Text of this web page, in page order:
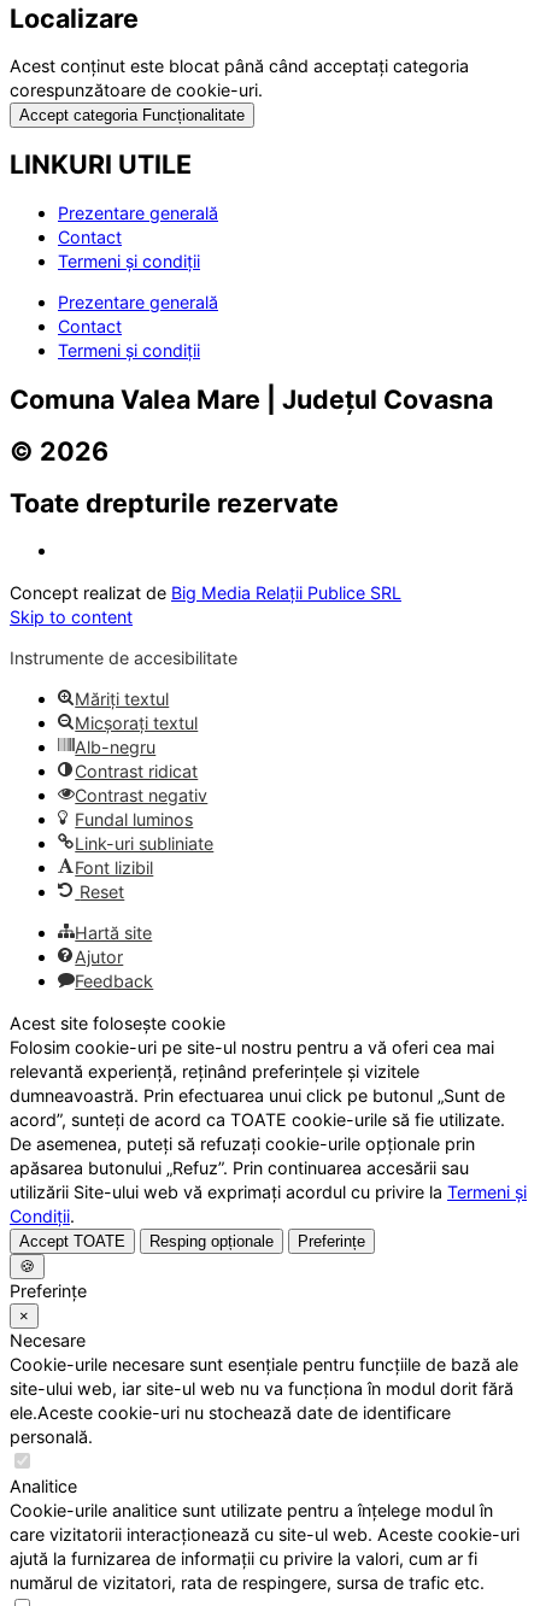
Localizare
Acest conținut este blocat până când acceptați categoria
corespunzătoare de cookie-uri.
Accept categoria Funcționalitate
LINKURI UTILE
Prezentare generală
Contact
Termeni și condiții
Prezentare generală
Contact
Termeni și condiții
Comuna Valea Mare | Județul Covasna
© 2026
Toate drepturile rezervate
Concept realizat de Big Media Relații Publice SRL
Skip to content
Instrumente de accesibilitate
Măriți textul
Micșorați textul
Alb-negru
Contrast ridicat
Contrast negativ
Fundal luminos
Link-uri subliniate
Font lizibil
Reset
Hartă site
Ajutor
Feedback
Acest site folosește cookie
Folosim cookie-uri pe site-ul nostru pentru a vă oferi cea mai
relevantă experiență, reținând preferințele și vizitele
dumneavoastră. Prin efectuarea unui click pe butonul „Sunt de
acord”, sunteți de acord ca TOATE cookie-urile să fie utilizate.
De asemenea, puteți să refuzați cookie-urile opționale prin
apăsarea butonului „Refuz”. Prin continuarea accesării sau
utilizării Site-ului web vă exprimați acordul cu privire la Termeni și
Condiții.
Accept TOATE Resping opționale
Preferințe
🍪
Preferințe
×
Necesare
Cookie-urile necesare sunt esențiale pentru funcțiile de bază ale
site-ului web, iar site-ul web nu va funcționa în modul dorit fără
ele.Aceste cookie-uri nu stochează date de identificare
personală.
Analitice
Cookie-urile analitice sunt utilizate pentru a înțelege modul în
care vizitatorii interacționează cu site-ul web. Aceste cookie-uri
ajută la furnizarea de informații cu privire la valori, cum ar fi
numărul de vizitatori, rata de respingere, sursa de trafic etc.